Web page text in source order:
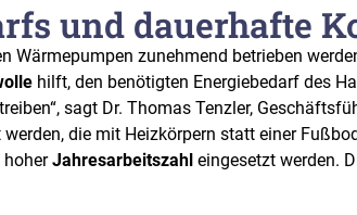
und dauerhafte
Wärmepumpen zunehmend betrieben
hilft, den benötigten Energiebedarf des
sagt Dr. Thomas Tenzler,
werden, die mit Heizkörpern statt einer
hoherJahresarbeitszahl eingesetzt werden.